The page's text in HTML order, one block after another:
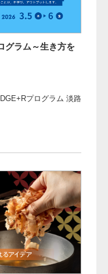
グラム～生き方を
プログラム 淡路